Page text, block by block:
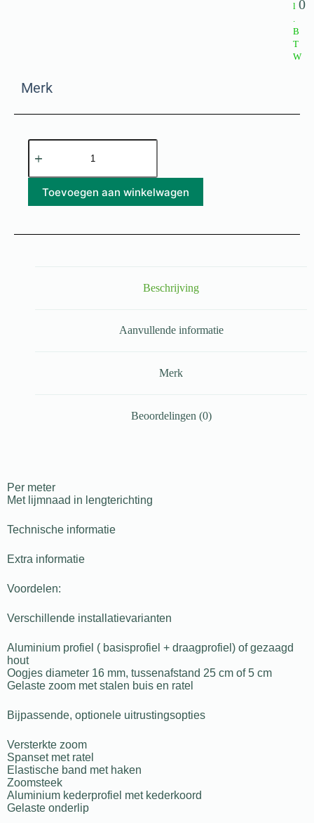
0
l
.
B
T
W
Merk
Toevoegen aan winkelwagen
Beschrijving
Aanvullende informatie
Merk
Beoordelingen (0)
Per meter
Met lijmnaad in lengterichting
Technische informatie
Extra informatie
Voordelen:
Verschillende installatievarianten
Aluminium profiel ( basisprofiel + draagprofiel) of gezaagd
hout
Oogjes diameter 16 mm, tussenafstand 25 cm of 5 cm
Gelaste zoom met stalen buis en ratel
Bijpassende, optionele uitrustingsopties
Versterkte zoom
Spanset met ratel
Elastische band met haken
Zoomsteek
Aluminium kederprofiel met kederkoord
Gelaste onderlip